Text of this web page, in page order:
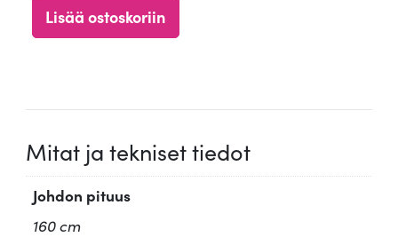
4.84
Lisää ostoskoriin
Mitat ja tekniset tiedot
Johdon pituus
160 cm